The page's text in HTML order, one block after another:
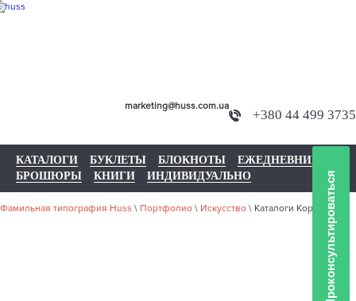
+380 44 499 3735
marketing@huss.com.ua
КАТАЛОГИ БУКЛЕТЫ БЛОКНОТЫ
ЕЖЕДНЕВНИКИ
БРОШЮРЫ
КНИГИ ИНДИВИДУАЛЬНО
Фамильная типография Huss \ Портфолио \ Искусство \ Каталоги Корнерс
Проконсультироваться